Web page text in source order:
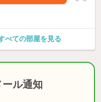
べての部屋を見る
ル通知